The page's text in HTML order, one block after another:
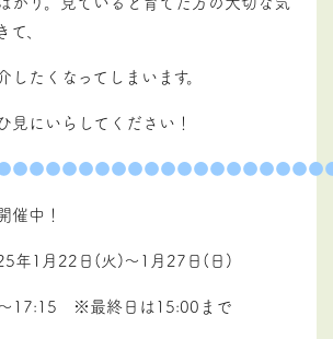
、
たくなってしまいます。
見にいらしてください！
催中！
年1月22日(火)～1月27日(日)
17:15 ※最終日は15:00まで